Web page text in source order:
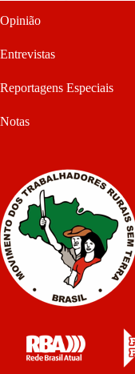
Opinião
Entrevistas
Reportagens Especiais
Notas